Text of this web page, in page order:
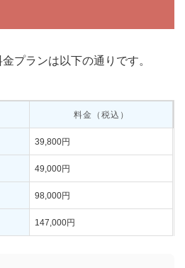
プランは以下の通りです。
料金（税込）
39,800円
49,000円
98,000円
147,000円